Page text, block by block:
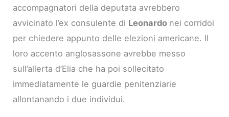
accompagnatori della deputata avrebbero
avvicinato l’ex consulente di Leonardo nei corridoi
per chiedere appunto delle elezioni americane. Il
loro accento anglosassone avrebbe messo
sull’allerta d’Elia che ha poi sollecitato
immediatamente le guardie penitenziarie
allontanando i due individui.